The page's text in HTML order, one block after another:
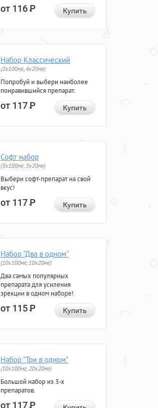
от 116Р Купить
Набор Классический
(2x100мг, 4x20мг)
Попробуй и выбери наиболее
понравившийся препарат.
от 117Р Купить
Софт набор
(3x100мг, 3x20мг)
Выбери софт-препарат на свой
вкус!
от 117Р Купить
Набор "Два в одном"
(10x100мг, 10x20мг)
Два самых популярных
препарата для усиления
эрекции в одном наборе!
от 115Р Купить
Набор "Три в одном"
(10x100мг, 20x20мг)
Большой набор из 3-х
препаратов.
от 117Р